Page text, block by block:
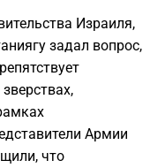
Израиля,
задал вопрос,
Армии
что